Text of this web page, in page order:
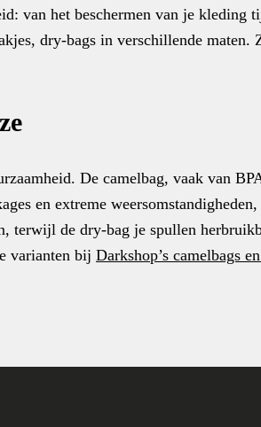
van het beschermen van je kleding
dry-bags in verschillende
De camelbag, vaak van
en extreme
de dry-bag je spullen
varianten bij Darkshop’s camelbags